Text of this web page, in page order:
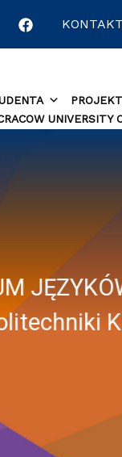
KONTAKT
UNIVERSITY